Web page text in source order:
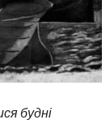
будні